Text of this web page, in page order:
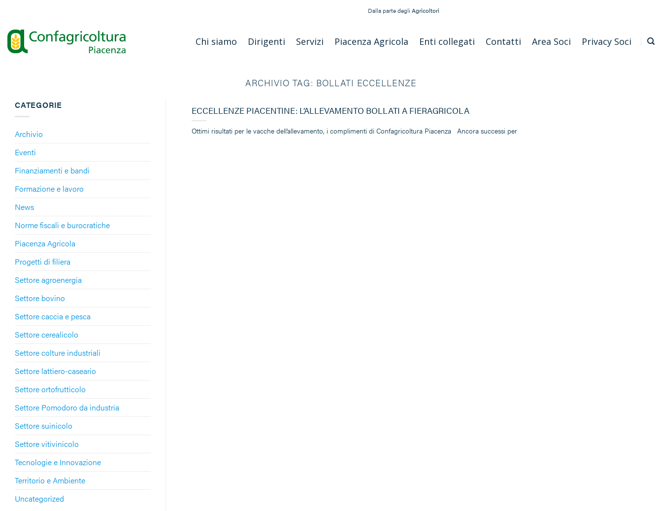
contenuti
Dalla parte degli Agricoltori
Chi siamo Dirigenti Servizi Piacenza Agricola Enti collegati Contatti Area Soci Privacy Soci
ARCHIVIO TAG: BOLLATI ECCELLENZE
CATEGORIE
Archivio
Eventi
Finanziamenti e bandi
Formazione e lavoro
News
Norme fiscali e burocratiche
Piacenza Agricola
Progetti di filiera
Settore agroenergia
Settore bovino
Settore caccia e pesca
Settore cerealicolo
Settore colture industriali
Settore lattiero-caseario
Settore ortofrutticolo
Settore Pomodoro da industria
Settore suinicolo
Settore vitivinicolo
Tecnologie e Innovazione
Territorio e Ambiente
Uncategorized
ECCELLENZE PIACENTINE: L’ALLEVAMENTO BOLLATI A FIERAGRICOLA
Ottimi risultati per le vacche dell’allevamento, i complimenti di Confagricoltura Piacenza Ancora successi per